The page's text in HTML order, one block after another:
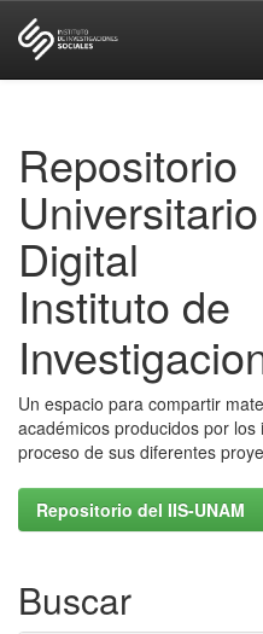
Repositorio
Universitario
Digital
Instituto de
Un espacio para compartir
académicos producidos por
proceso de sus diferentes
Repositorio del IIS-UNAM
Buscar